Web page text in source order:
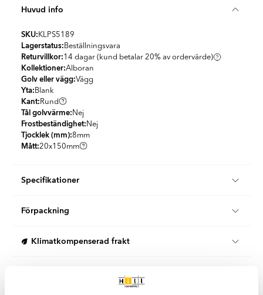
Huvud info
SKU: KLPS5189
Lagerstatus: Beställningsvara
Returvillkor:14 dagar (kund betalar 20% av ordervärde)
Kollektioner:Alboran
Golv eller vägg:Vägg
Yta: Blank
Kant: Rund
Tål golvvärme: Nej
Frostbeständighet: Nej
Tjocklek (mm):8mm
Mått:20x150mm
Specifikationer
Produktmaterial:
Utseende: Enfärgad
Land:Spanien
Förpackning
KG per Box:
St per m2: 330.77
Klimatkompenserad frakt
med DHL och DSV i Sverige och Danmark.